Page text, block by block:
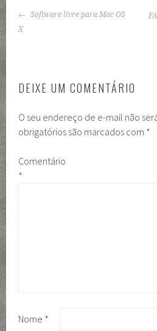
NAVEGAÇÃO
DE
Software livre para Mac OS
X
DEIXE UM COMENTÁRIO
O seu endereço de e-mail não
obrigatórios são marcados com *
Comentário
*
Nome *